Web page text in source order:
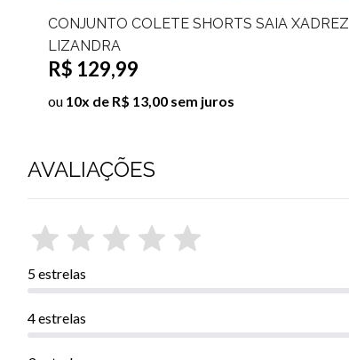
CONJUNTO COLETE SHORTS SAIA XADREZ
LIZANDRA
R$ 129,99
ou 10x de R$ 13,00 sem juros
AVALIAÇÕES
5 estrelas
4 estrelas